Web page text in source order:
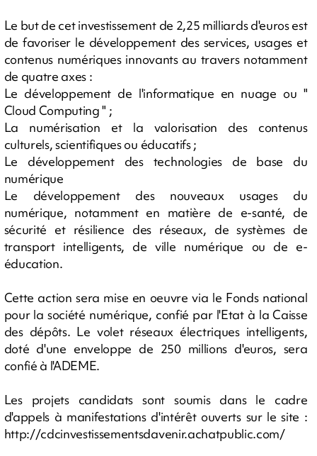
Le but de cet investissement de 2,25 milliards d'euros est
de favoriser le développement des services, usages et
contenus numériques innovants au travers notamment
de quatre axes :
Le développement de l'informatique en nuage ou "
Cloud Computing " ;
La numérisation et la valorisation des contenus
culturels, scientifiques ou éducatifs ;
Le développement des technologies de base du
numérique
Le développement des nouveaux usages du
numérique, notamment en matière de e-santé, de
sécurité et résilience des réseaux, de systèmes de
transport intelligents, de ville numérique ou de e-
éducation.
Cette action sera mise en oeuvre via le Fonds national
pour la société numérique, confié par l'Etat à la Caisse
des dépôts. Le volet réseaux électriques intelligents,
doté d'une enveloppe de 250 millions d'euros, sera
confié à l'ADEME.
Les projets candidats sont soumis dans le cadre
d'appels à manifestations d'intérêt ouverts sur le site :
http://cdcinvestissementsdavenir.achatpublic.com/